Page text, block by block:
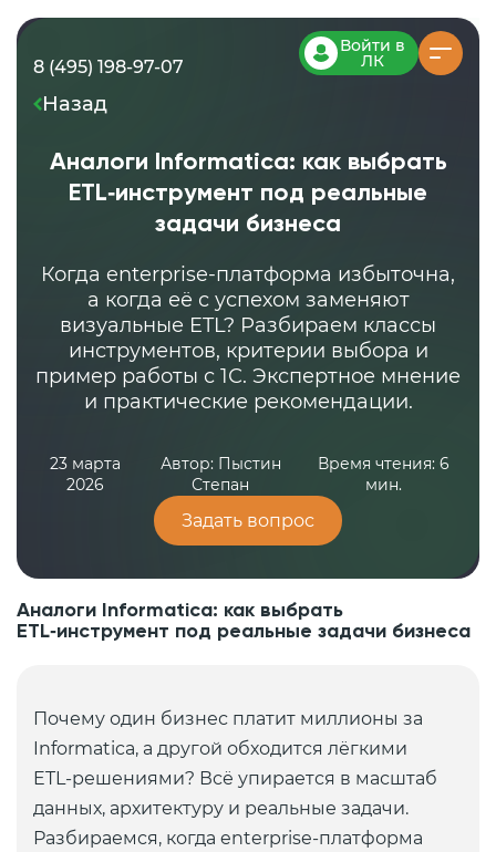
8 (495) 198-97-07
Войти в
ЛК
Назад
Аналоги Informatica: как выбрать
ETL‑инструмент под реальные
задачи бизнеса
Когда enterprise‑платформа избыточна,
а когда её с успехом заменяют
визуальные ETL? Разбираем классы
инструментов, критерии выбора и
пример работы с 1С. Экспертное мнение
и практические рекомендации.
23 марта
2026
Автор: Пыстин
Степан
Время чтения: 6
мин.
Задать вопрос
Аналоги Informatica: как выбрать
ETL‑инструмент под реальные задачи бизнеса
Почему один бизнес платит миллионы за
Informatica, а другой обходится лёгкими
ETL‑решениями? Всё упирается в масштаб
данных, архитектуру и реальные задачи.
Разбираемся, когда enterprise‑платформа